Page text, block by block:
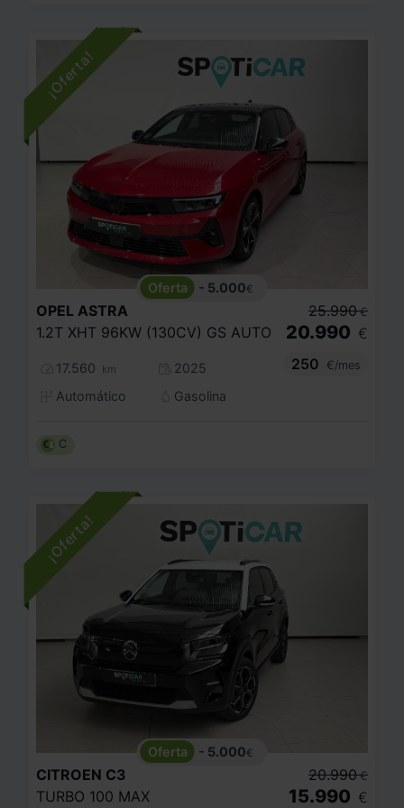
- 5.000€
OPEL ASTRA
1.2T XHT 96KW (130CV) GS AUTO
17.560 km
2025
Automático
Gasolina
25.990 €
20.990 €
250
€/mes
C
- 5.000€
CITROEN C3
TURBO 100 MAX
20.990 €
15.990 €